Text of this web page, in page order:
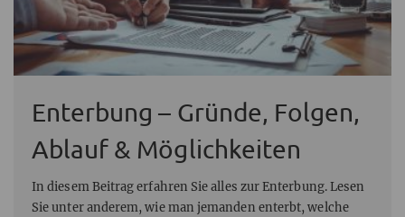
Enterbung – Gründe, Folgen,
Ablauf & Möglichkeiten
In diesem Beitrag erfahren Sie alles zur Enterbung. Lesen
Sie unter anderem, wie man jemanden enterbt, welche